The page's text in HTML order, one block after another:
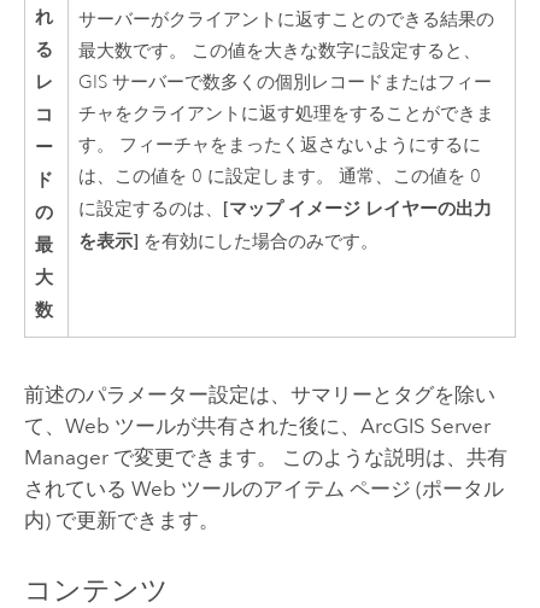
れ
る
レ
コ
ー
ド
の
最
大
数
サーバーがクライアントに返すことのできる結果の
最大数です。 この値を大きな数字に設定すると、
GIS サーバーで数多くの個別レコードまたはフィー
チャをクライアントに返す処理をすることができま
す。 フィーチャをまったく返さないようにするに
は、この値を 0 に設定します。 通常、この値を 0
に設定するのは、 [マップ イメージ レイヤーの出力
を表示] を有効にした場合のみです。
前述のパラメーター設定は、サマリーとタグを除い
て、Web ツールが共有された後に、 ArcGIS Server
Managerで変更できます。 このような説明は、共有
されている Web ツールのアイテム ページ (ポータル
内) で更新できます。
コンテンツ